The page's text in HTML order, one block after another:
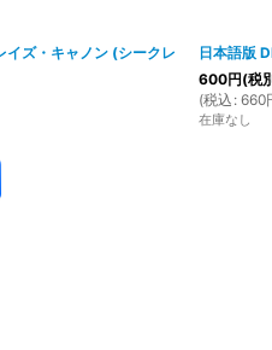
ズ・キャノン (シークレ
日本語版
600円(税
(税込 : 660
在庫なし